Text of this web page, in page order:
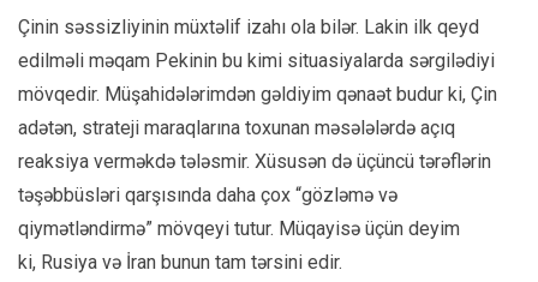
Çinin səssizliyinin müxtəlif izahı ola bilər. Lakin ilk qeyd
edilməli məqam Pekinin bu kimi situasiyalarda sərgilədiyi
mövqedir. Müşahidələrimdən gəldiyim qənaət budur ki, Çin
adətən, strateji maraqlarına toxunan məsələlərdə açıq
reaksiya verməkdə tələsmir. Xüsusən də üçüncü tərəflərin
təşəbbüsləri qarşısında daha çox “gözləmə və
qiymətləndirmə” mövqeyi tutur. Müqayisə üçün deyim
ki, Rusiya və İran bunun tam tərsini edir.